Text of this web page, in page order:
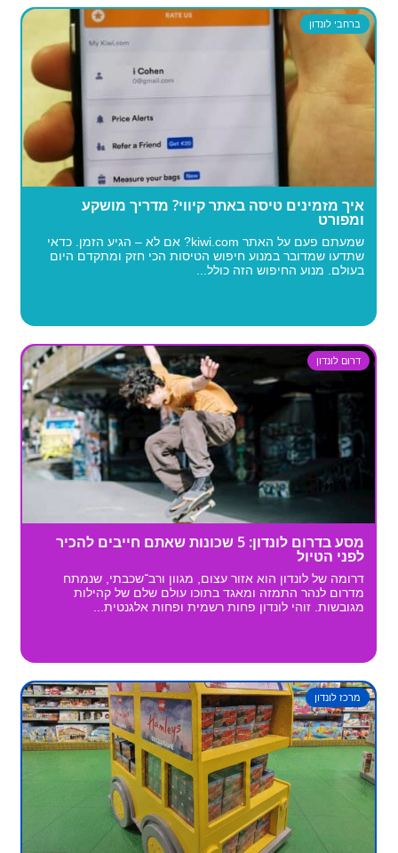
ברחבי לונדון
איך מזמינים טיסה באתר קיווי? מדריך מושקע
ומפורט
שמעתם פעם על האתר kiwi.com? אם לא – הגיע הזמן. כדאי
שתדעו שמדובר במנוע חיפוש הטיסות הכי חזק ומתקדם היום
בעולם. מנוע החיפוש הזה כולל...
דרום לונדון
מסע בדרום לונדון: 5 שכונות שאתם חייבים להכיר
לפני הטיול
דרומה של לונדון הוא אזור עצום, מגוון ורב־שכבתי, שנמתח
מדרום לנהר התמזה ומאגד בתוכו עולם שלם של קהילות
מגובשות. זוהי לונדון פחות רשמית ופחות אלגנטית...
מרכז לונדון